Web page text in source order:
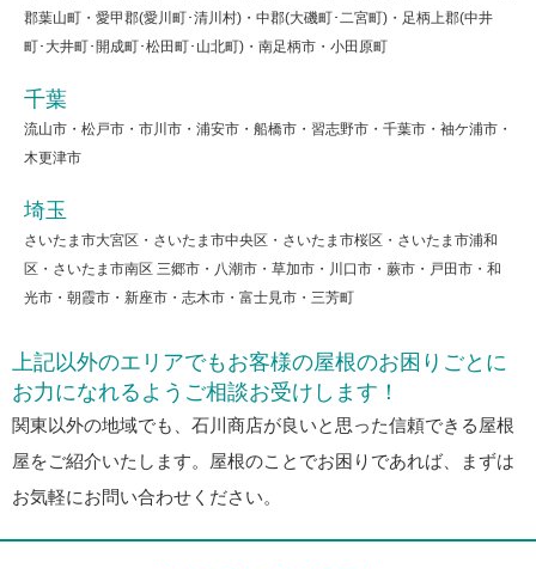
郡葉山町・愛甲郡(愛川町･清川村)・中郡(大磯町･二宮町)・足柄上郡(中井
町･大井町･開成町･松田町･山北町)・南足柄市・小田原町
千葉
流山市・松戸市・市川市・浦安市・船橋市・習志野市・千葉市・袖ケ浦市・
木更津市
埼玉
さいたま市大宮区・さいたま市中央区・さいたま市桜区・さいたま市浦和
区・さいたま市南区 三郷市・八潮市・草加市・川口市・蕨市・戸田市・和
光市・朝霞市・新座市・志木市・富士見市・三芳町
上記以外のエリアでもお客様の屋根のお困りごとに
お力になれるようご相談お受けします！
関東以外の地域でも、石川商店が良いと思った信頼できる屋根
屋をご紹介いたします。屋根のことでお困りであれば、まずは
お気軽にお問い合わせください。